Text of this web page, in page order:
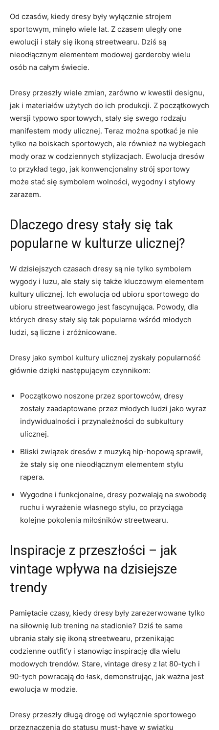
Od czasów, kiedy dresy były ⁢wyłącznie strojem⁤
sportowym, minęło wiele lat. Z czasem uległy‍ one
ewolucji i stały ⁤się ikoną streetwearu. ‌Dziś są
nieodłącznym⁣ elementem modowej garderoby‌ wielu
osób na całym świecie.
Dresy przeszły wiele ⁣zmian, zarówno ‌w kwestii designu,
jak i materiałów użytych do ich produkcji. Z początkowych⁢
wersji typowo sportowych, ⁢stały się swego ⁢rodzaju
manifestem mody ulicznej. Teraz można ‍spotkać je nie
tylko na boiskach sportowych, ale również na wybiegach
mody oraz w codziennych​ stylizacjach. Ewolucja dresów
to ⁢przykład tego, jak konwencjonalny strój sportowy
może ‍stać ⁢się ​symbolem wolności, wygodny i stylowy
zarazem.
Dlaczego dresy stały ⁣się tak
popularne w kulturze ​ulicznej?
W⁣ dzisiejszych czasach dresy są nie ⁣tylko symbolem
wygody i luzu, ale stały się także kluczowym elementem
kultury ulicznej. Ich ‌ewolucja od ubioru sportowego do
ubioru streetwearowego jest fascynująca. Powody, dla
których dresy stały się tak popularne⁢ wśród młodych
ludzi, są liczne i zróżnicowane.
Dresy ⁣jako ⁤symbol kultury ulicznej​ zyskały popularność
głównie dzięki następującym czynnikom:
Początkowo noszone przez sportowców, dresy
zostały zaadaptowane przez młodych ludzi jako wyraz
indywidualności i przynależności do subkultury
ulicznej.
Bliski związek dresów z muzyką hip-hopową sprawił,
że stały​ się one nieodłącznym elementem stylu
rapera.
Wygodne‌ i ​funkcjonalne, dresy ‍pozwalają na ‍swobodę
ruchu i wyrażenie własnego stylu, co przyciąga
kolejne pokolenia ​miłośników streetwearu.
Inspiracje z przeszłości –​ jak
vintage wpływa na dzisiejsze
trendy
Pamiętacie czasy, kiedy ‌dresy były zarezerwowane tylko
na siłownię lub trening na stadionie? ​Dziś te same
ubrania stały się‍ ikoną streetwearu, przenikając
‌codzienne ⁢outfit’y ‍i‍ stanowiąc inspirację dla ​wielu‌
modowych trendów. Stare, vintage⁤ dresy z lat 80-tych ​i
90-tych powracają do łask, demonstrując, jak ważna jest
ewolucja w modzie.
Dresy⁤ przeszły długą drogę od wyłącznie sportowego
przeznaczenia do statusu must-have ⁤w swiatku